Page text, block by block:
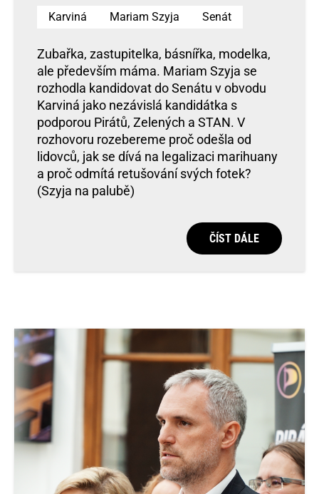
Karviná Mariam Szyja Senát
Zubařka, zastupitelka, básnířka, modelka,
ale především máma. Mariam Szyja se
rozhodla kandidovat do Senátu v obvodu
Karviná jako nezávislá kandidátka s
podporou Pirátů, Zelených a STAN. V
rozhovoru rozebereme proč odešla od
lidovců, jak se dívá na legalizaci marihuany
a proč odmítá retušování svých fotek?
(Szyja na palubě)
ČÍST DÁLE